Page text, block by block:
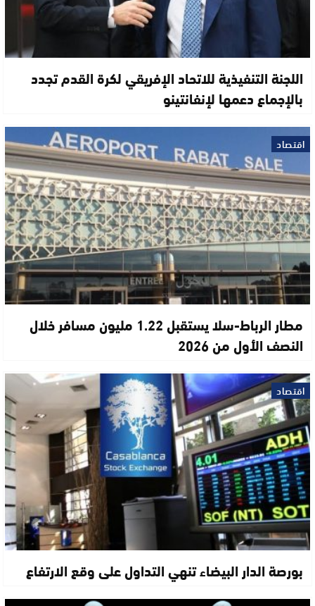
اللجنة التنفيذية للاتحاد الإفريقي لكرة القدم تجدد
بالإجماع دعمها لإنفانتينو
اقتصاد
مطار الرباط-سلا يستقبل 1.22 مليون مسافر خلال
النصف الأول من 2026
اقتصاد
بورصة الدار البيضاء تنهي التداول على وقع الارتفاع